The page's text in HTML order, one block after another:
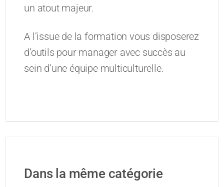
un atout majeur.
A l’issue de la formation vous disposerez
d’outils pour manager avec succès au
sein d’une équipe multiculturelle.
Dans la même catégorie